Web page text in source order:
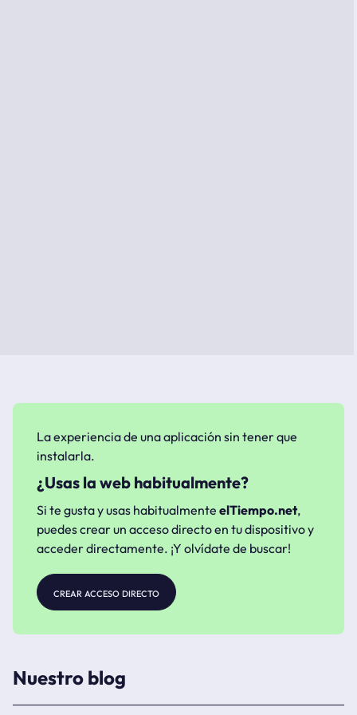
La experiencia de una aplicación sin tener que
instalarla.
¿Usas la web habitualmente?
Si te gusta y usas habitualmente elTiempo.net,
puedes crear un acceso directo en tu dispositivo y
acceder directamente. ¡Y olvídate de buscar!
crear acceso directo
Nuestro blog